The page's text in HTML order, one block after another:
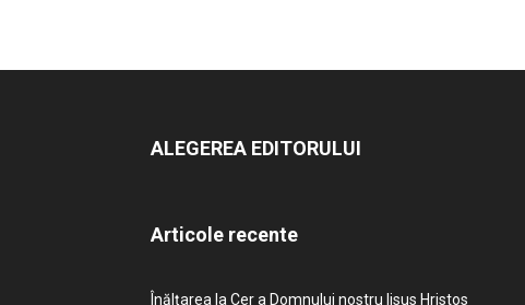
ALEGEREA EDITORULUI
Articole recente
Înălțarea la Cer a Domnului nostru Iisus Hristos